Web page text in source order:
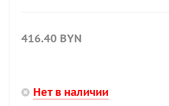
416.40 BYN
Нет в наличии